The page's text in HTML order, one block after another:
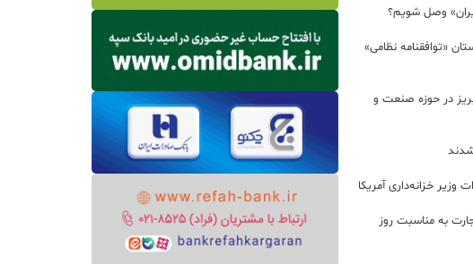
وصل شویم؟
«توافقنامه نظامی»
در حوزه صنعت و
شدند
وزیر خزانه‌داری آمریکا
به مناسبت روز